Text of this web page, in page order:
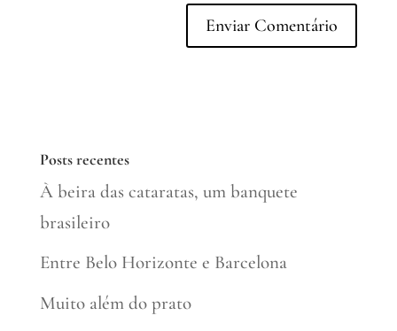
Posts recentes
À beira das cataratas, um banquete
brasileiro
Entre Belo Horizonte e Barcelona
Muito além do prato